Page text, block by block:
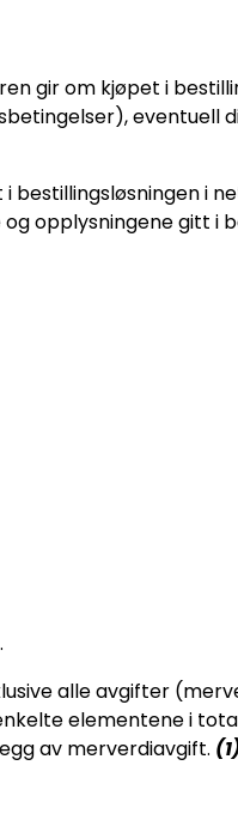
gir om kjøpet i
i
opplysningene gitt i
alle avgifter
elementene i
av merverdiavgift.